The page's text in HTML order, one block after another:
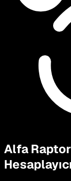
Alfa Raptor